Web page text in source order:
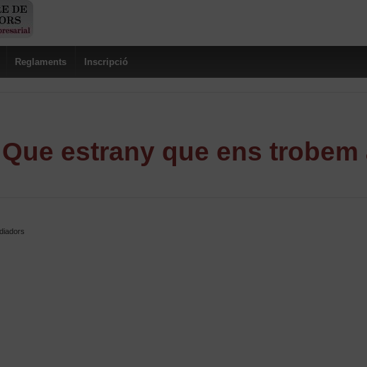
Reglaments Inscripció
estrany que ens trobem